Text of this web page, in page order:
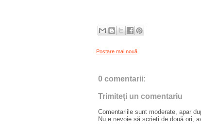
Postare mai nouă
0 comentarii:
Trimiteți un comentariu
Comentariile sunt moderate, apar
Nu e nevoie să scrieți de două ori,